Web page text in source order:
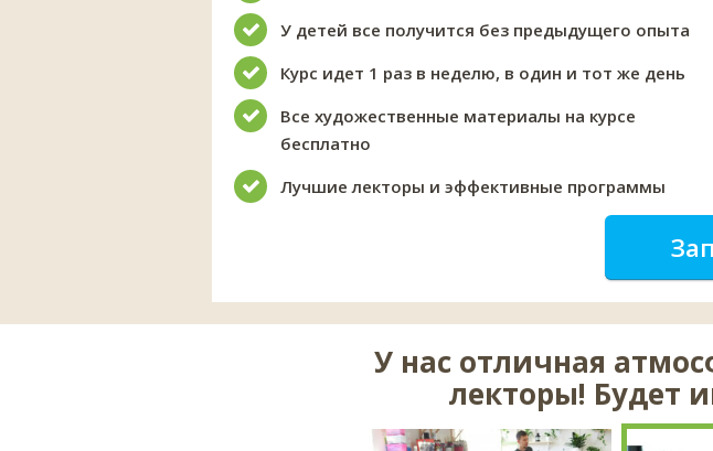
У детей все получится без предыдущего опыта
Курс идет 1 раз в неделю, в один и тот же день
Все художественные материалы на курсе
бесплатно
Лучшие лекторы и эффективные программы
У нас отличная
лекторы! Будет